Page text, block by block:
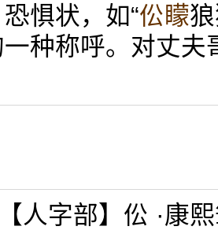
惧状，如“伀矇
种称呼。对丈夫
【人字部】伀 ·康